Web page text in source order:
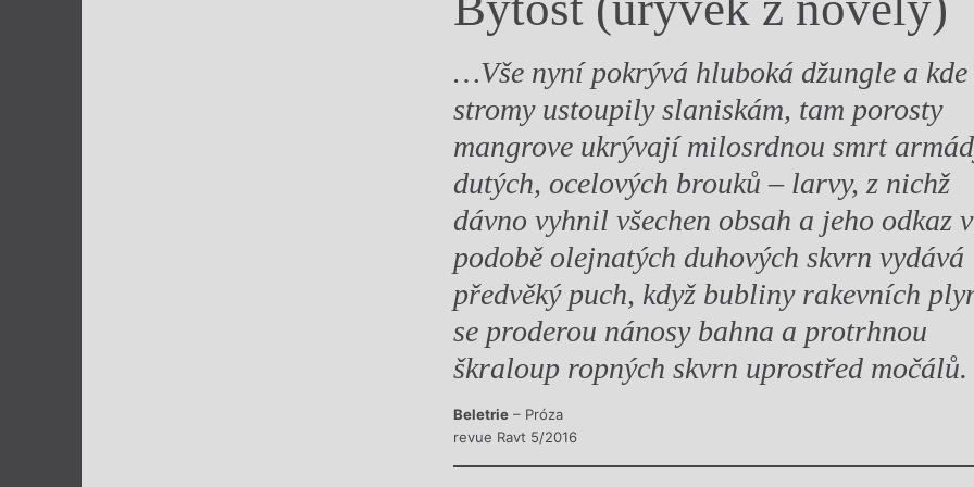
Výroční ceny
…Vše nyní pokrývá hluboká džungle a kde
stromy ustoupily slaniskám, tam porosty
mangrove ukrývají milosrdnou smrt
dutých, ocelových brouků – larvy, z nichž
dávno vyhnil všechen obsah a jeho odkaz v
podobě olejnatých duhových skvrn vydává
předvěký puch, když bubliny rakevních
se proderou nánosy bahna a protrhnou
škraloup ropných skvrn uprostřed močálů.
Beletrie – Próza
revue Ravt 5/2016